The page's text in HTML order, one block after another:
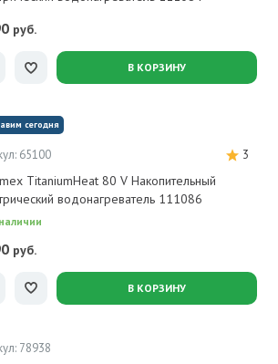
руб.
В КОРЗИНУ
сегодня
65100 3
TitaniumHeat 80 V Накопительный
водонагреватель 111086
руб.
В КОРЗИНУ
78938